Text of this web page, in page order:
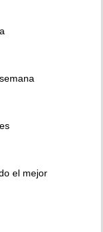
el mejor